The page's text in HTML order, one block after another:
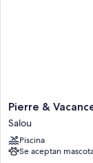
satélite
Balcones, cocinas
Pierre
&
Vacances
Salou
Salou
Pierre &
Salou
Piscina
Se aceptan